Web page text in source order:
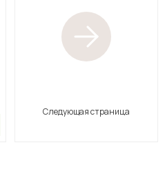
Следующая страница